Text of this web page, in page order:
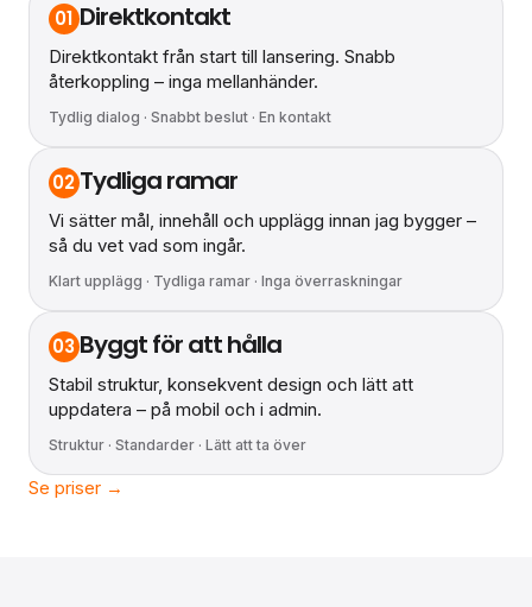
01 Direktkontakt
Direktkontakt från start till lansering. Snabb
återkoppling – inga mellanhänder.
Tydlig dialog · Snabbt beslut · En kontakt
02 Tydliga ramar
Vi sätter mål, innehåll och upplägg innan jag bygger –
så du vet vad som ingår.
Klart upplägg · Tydliga ramar · Inga överraskningar
03 Byggt för att hålla
Stabil struktur, konsekvent design och lätt att
uppdatera – på mobil och i admin.
Struktur · Standarder · Lätt att ta över
Se priser →